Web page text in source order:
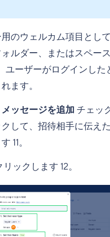
のウェルカム項目とし
ルダー、またはスペー
ユーザーがログインした
ます。
メッセージを追加 チェッ
して、招待相手に伝え
11。
ックします 12。